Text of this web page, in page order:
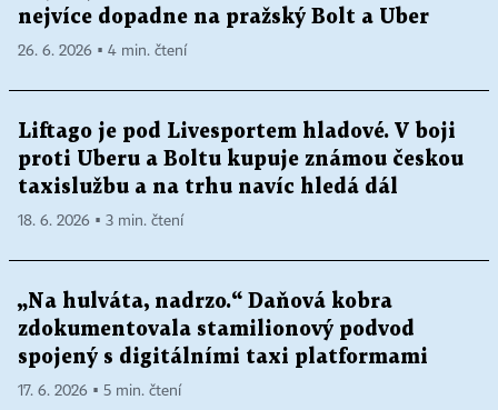
nejvíce dopadne na pražský Bolt a Uber
26. 6. 2026 ▪ 4 min. čtení
Liftago je pod Livesportem hladové. V boji
proti Uberu a Boltu kupuje známou českou
taxislužbu a na trhu navíc hledá dál
18. 6. 2026 ▪ 3 min. čtení
„Na hulváta, nadrzo.“ Daňová kobra
zdokumentovala stamilionový podvod
spojený s digitálními taxi platformami
17. 6. 2026 ▪ 5 min. čtení